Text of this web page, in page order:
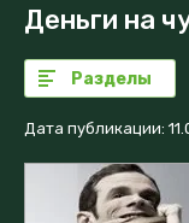
Деньги на
Разделы
Дата публикации: